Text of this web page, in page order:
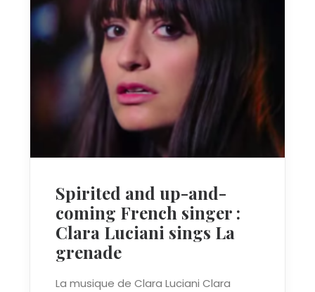
Spirited and up-and-
coming French singer :
Clara Luciani sings La
grenade
La musique de Clara Luciani Clara